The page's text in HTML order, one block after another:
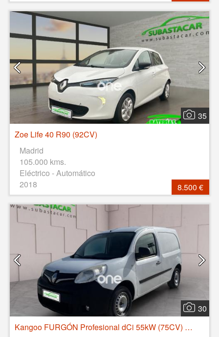
35
Zoe Life 40 R90 (92CV)
Madrid
105.000 kms.
Eléctrico - Automático
2018
8.500 €
30
Kangoo FURGÓN Profesional dCi 55kW (75CV) Euro 6